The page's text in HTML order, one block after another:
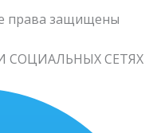
права защищены
СОЦИАЛЬНЫХ СЕТЯХ